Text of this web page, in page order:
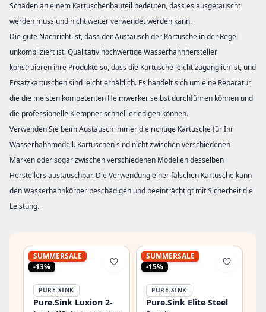
Schäden an einem Kartuschenbauteil bedeuten, dass es ausgetauscht
werden muss und nicht weiter verwendet werden kann.
Die gute Nachricht ist, dass der Austausch der Kartusche in der Regel
unkompliziert ist. Qualitativ hochwertige Wasserhahnhersteller
konstruieren ihre Produkte so, dass die Kartusche leicht zugänglich ist, und
Ersatzkartuschen sind leicht erhältlich. Es handelt sich um eine Reparatur,
die die meisten kompetenten Heimwerker selbst durchführen können und
die professionelle Klempner schnell erledigen können.
Verwenden Sie beim Austausch immer die richtige Kartusche für Ihr
Wasserhahnmodell. Kartuschen sind nicht zwischen verschiedenen
Marken oder sogar zwischen verschiedenen Modellen desselben
Herstellers austauschbar. Die Verwendung einer falschen Kartusche kann
den Wasserhahnkörper beschädigen und beeinträchtigt mit Sicherheit die
Leistung.
SUMMERSALE
-13%
PURE.SINK
Pure.Sink Luxion 2-
SUMMERSALE
-15%
PURE.SINK
Pure.Sink Elite Steel